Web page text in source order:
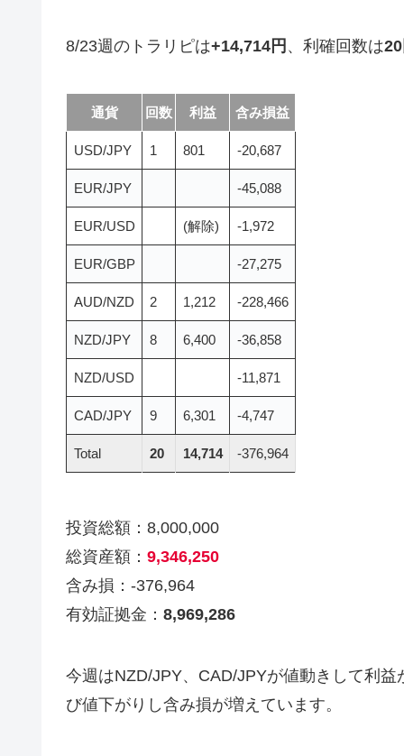
8/23週のトラリピは+14,714円 、利確回数は
通貨 回数 利益 含み損益
USD/JPY 1 801 -20,687
EUR/JPY -45,088
EUR/USD (解除) -1,972
EUR/GBP -27,275
AUD/NZD 2 1,212 -228,466
NZD/JPY 8 6,400 -36,858
NZD/USD -11,871
CAD/JPY 9 6,301 -4,747
Total 20 14,714 -376,964
投資総額：8,000,000
総資産額： 9,346,250
含み損：-376,964
有効証拠金： 8,969,286
今週はNZD/JPY、CAD/JPYが値動きして利
び値下がりし含み損が増えています。